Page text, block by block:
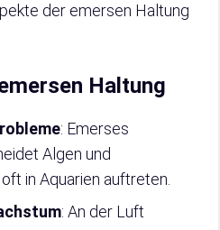
der emersen Haltung
Haltung
: Emerses
Algen und
in Aquarien auftreten.
: An der Luft